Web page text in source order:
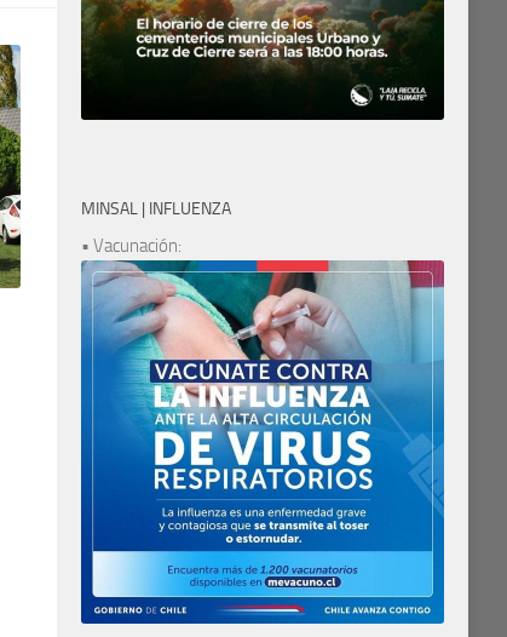
MINSAL | INFLUENZA
• Vacunación: